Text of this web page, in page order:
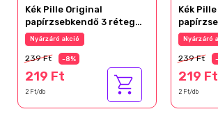
Kék Pille Original
papírzsebkendő 3 réteg
100 db
Nyárzáró akció
239 Ft -8%
219 Ft
2 Ft/db
Kék
100 db
Nyárzáró
239 Ft
219 Ft
2 Ft/db